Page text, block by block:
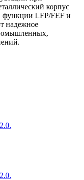
корпус
функции LFP/FEF и
надежное